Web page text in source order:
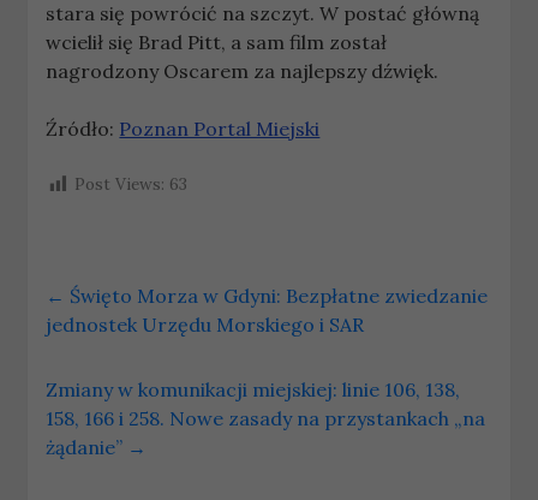
stara się powrócić na szczyt. W postać główną
wcielił się Brad Pitt, a sam film został
nagrodzony Oscarem za najlepszy dźwięk.
Źródło: Poznan Portal Miejski
Post Views: 63
← Święto Morza w Gdyni: Bezpłatne zwiedzanie
jednostek Urzędu Morskiego i SAR
Zmiany w komunikacji miejskiej: linie 106, 138,
158, 166 i 258. Nowe zasady na przystankach „na
żądanie” →